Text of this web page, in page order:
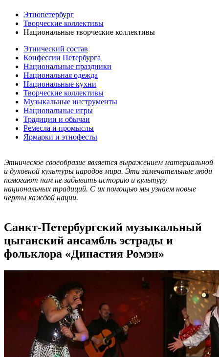
Этнопетербург
Творческие коллективы
Национальные творческие коллективы
Этнический состав
Конфессии Петербурга
Национальные праздники
Национальная одежда
Национальные кухни
Творческие коллективы
Музыкальные инструменты
Национальные игры
Традиции и обычаи
Ремесла и промыслы
Ярмарки и этнофесты
Этническое своеобразие является выражением материальной
и духовной культуры народов мира. Эти замечательные люди
помогают нам не забывать историю и культуру
национальных традиций. С их помощью мы узнаем новые
черты каждой нации.
Санкт-Петербургский музыкальный
цыганский ансамбль эстрады и
фольклора «Династия Ромэн»